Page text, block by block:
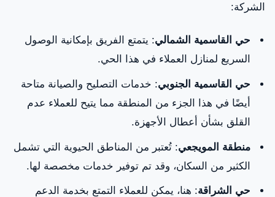
الشركة:
حي القاسمية الشمالي: يتمتع الفريق بإمكانية الوصول
السريع لمنازل العملاء في هذا الحي.
حي القاسمية الجنوبي: خدمات التصليح والصيانة متاحة
أيضًا في هذا الجزء من المنطقة مما يتيح للعملاء عدم
القلق بشأن أعطال الأجهزة.
منطقة المويجعي: تُعتبر من المناطق الحيوية التي تشمل
الكثير من السكان، وقد تم توفير خدمات مخصصة لها.
حي الشراقة: هنا، يمكن للعملاء التمتع بخدمة الدعم